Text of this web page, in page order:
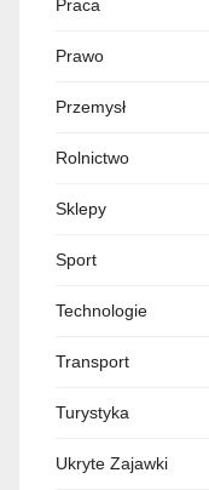
Praca
Prawo
Przemysł
Rolnictwo
Sklepy
Sport
Technologie
Transport
Turystyka
Ukryte Zajawki